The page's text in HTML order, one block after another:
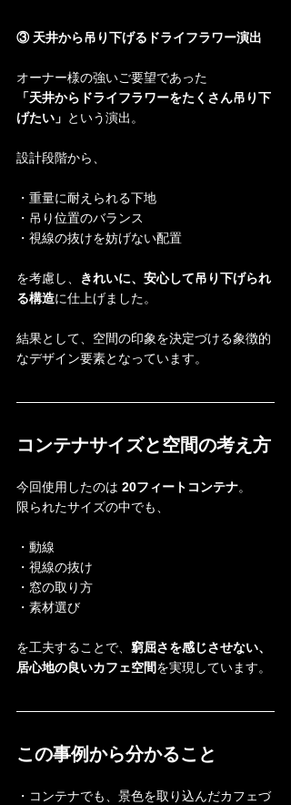
③ 天井から吊り下げるドライフラワー演出
オーナー様の強いご要望であった
「天井からドライフラワーをたくさん吊り下
げたい」 という演出。
設計段階から、
・重量に耐えられる下地
・吊り位置のバランス
・視線の抜けを妨げない配置
を考慮し、
きれいに、安心して吊り下げられ
る構造に仕上げました。
結果として、空間の印象を決定づける象徴的
なデザイン要素となっています。
コンテナサイズと空間の考え方
今回使用したのは 20フィートコンテナ。
限られたサイズの中でも、
・動線
・視線の抜け
・窓の取り方
・素材選び
を工夫することで、 窮屈さを感じさせない、
居心地の良いカフェ空間を実現しています。
この事例から分かること
・コンテナでも、景色を取り込んだカフェづ